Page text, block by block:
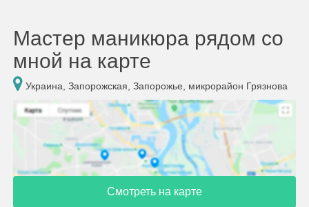
Мастер маникюра рядом со
мной на карте
Украина, Запорожская, Запорожье, микрорайон Грязнова
Смотреть на карте